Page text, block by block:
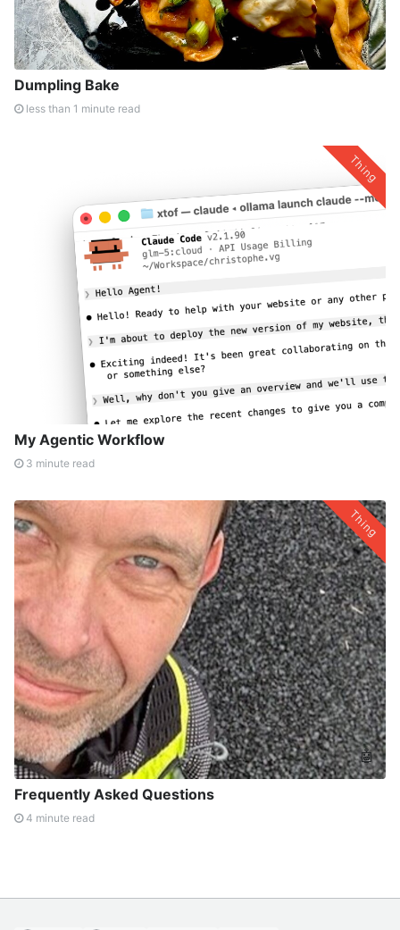
Dumpling Bake
less than 1 minute read
Thing
My Agentic Workflow
3 minute read
Thing
🤖
Frequently Asked Questions
4 minute read